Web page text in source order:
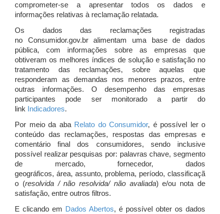
comprometer-se a apresentar todos os dados e
informações relativas à reclamação relatada.
Os dados das reclamações registradas
no Consumidor.gov.br alimentam uma base de dados
pública, com informações sobre as empresas que
obtiveram os melhores índices de solução e satisfação no
tratamento das reclamações, sobre aquelas que
responderam as demandas nos menores prazos, entre
outras informações. O desempenho das empresas
participantes pode ser monitorado a partir do
link Indicadores.
Por meio da aba Relato do Consumidor, é possível ler o
conteúdo das reclamações, respostas das empresas e
comentário final dos consumidores, sendo inclusive
possível realizar pesquisas por: palavras chave, segmento
de mercado, fornecedor, dados
geográficos, área, assunto, problema, período, classificaçã
o (resolvida / não resolvida/ não avaliada) e/ou nota de
satisfação, entre outros filtros.
E clicando em Dados Abertos, é possível obter os dados